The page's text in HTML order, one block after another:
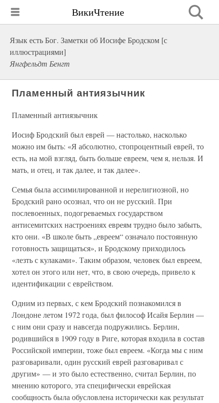
ВикиЧтение
Язык есть Бог. Заметки об Иосифе Бродском [с
иллюстрациями]
Янгфельдт Бенгт
Пламенный антиязычник
Пламенный антиязычник
Иосиф Бродский был еврей — настолько, насколько
можно им быть: «Я абсолютно, стопроцентный еврей, то
есть, на мой взгляд, быть больше евреем, чем я, нельзя. И
мать, и отец, и так далее, и так далее».
Семья была ассимилированной и нерелигиозной, но
Бродский рано осознал, что он не русский. При
послевоенных, подогреваемых государством
антисемитских настроениях евреям трудно было забыть,
кто они. «В школе быть „евреем“ означало постоянную
готовность защищаться», и Бродскому приходилось
«лезть с кулаками». Таким образом, человек был евреем,
хотел он этого или нет, что, в свою очередь, привело к
идентификации с еврейством.
Одним из первых, с кем Бродский познакомился в
Лондоне летом 1972 года, был философ Исайя Берлин —
с ним они сразу и навсегда подружились. Берлин,
родившийся в 1909 году в Риге, которая входила в состав
Российской империи, тоже был евреем. «Когда мы с ним
разговаривали, один русский еврей разговаривал с
другим» — и это было естественно, считал Берлин, по
мнению которого, эта специфически еврейская
сообщность была обусловлена исторически как результат